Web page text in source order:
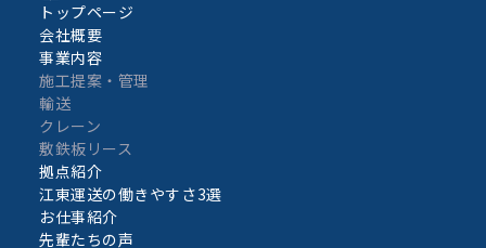
トップページ
会社概要
事業内容
施工提案・管理
輸送
クレーン
敷鉄板リース
拠点紹介
江東運送の働きやすさ3選
お仕事紹介
先輩たちの声